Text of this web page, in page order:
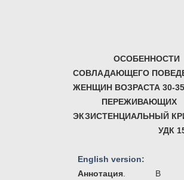
ОСОБЕННОСТИ
СОВЛАДАЮЩЕГО
ЖЕНЩИН ВОЗРАСТА 30-
ПЕРЕЖИВАЮЩИХ
ЭКЗИСТЕНЦИАЛЬНЫЙ
УДК
English version:
Аннотация . В